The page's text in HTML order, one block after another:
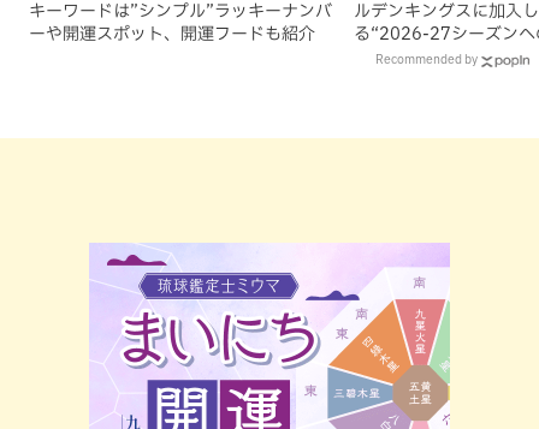
キーワードは”シンプル”ラッキーナンバ
ーや開運スポット、開運フードも紹介
ルデンキングスに加入
る“2026-27シーズンへ
Recommended by